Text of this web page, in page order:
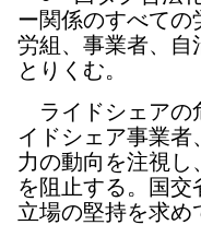
ー関係のすべて
労組、事業者、自
とりくむ。
ライドシェアの
イドシェア事業
力の動向を注視
を阻止する。国
立場の堅持を求め